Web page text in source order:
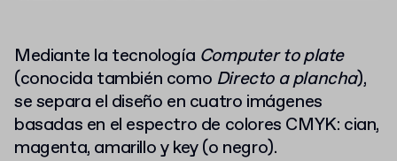
Mediante la tecnología Computer to plate
(conocida también como Directo a plancha),
se separa el diseño en cuatro imágenes
basadas en el espectro de colores CMYK: cian,
magenta, amarillo y key (o negro).